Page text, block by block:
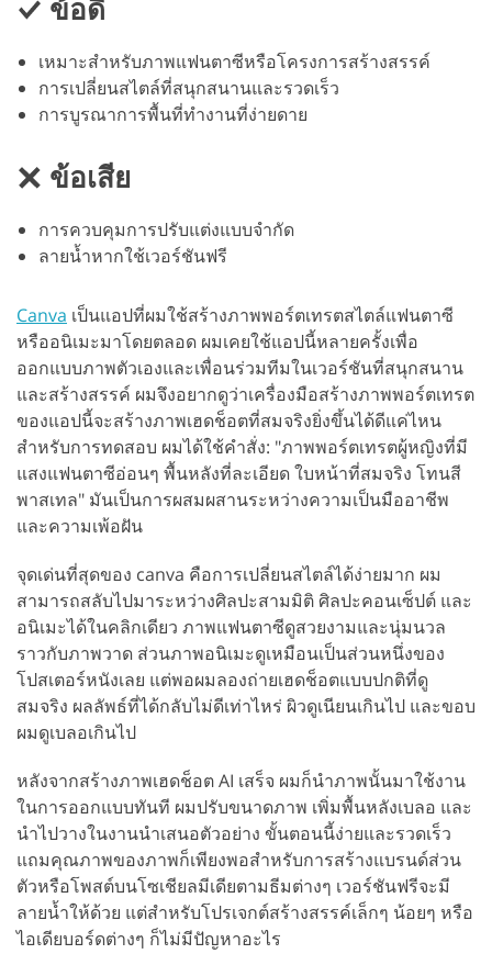
ข้อดี
เหมาะสำหรับภาพแฟนตาซีหรือโครงการสร้างสรรค์
การเปลี่ยนสไตล์ที่สนุกสนานและรวดเร็ว
การบูรณาการพื้นที่ทำงานที่ง่ายดาย
ข้อเสีย
การควบคุมการปรับแต่งแบบจำกัด
ลายน้ำหากใช้เวอร์ชันฟรี
Canva เป็นแอปที่ผมใช้สร้างภาพพอร์ตเทรตสไตล์แฟนตาซี
หรืออนิเมะมาโดยตลอด ผมเคยใช้แอปนี้หลายครั้งเพื่อ
ออกแบบภาพตัวเองและเพื่อนร่วมทีมในเวอร์ชันที่สนุกสนาน
และสร้างสรรค์ ผมจึงอยากดูว่าเครื่องมือสร้างภาพพอร์ตเทรต
ของแอปนี้จะสร้างภาพเฮดช็อตที่สมจริงยิ่งขึ้นได้ดีแค่ไหน
สำหรับการทดสอบ ผมได้ใช้คำสั่ง: "ภาพพอร์ตเทรตผู้หญิงที่มี
แสงแฟนตาซีอ่อนๆ พื้นหลังที่ละเอียด ใบหน้าที่สมจริง โทนสี
พาสเทล" มันเป็นการผสมผสานระหว่างความเป็นมืออาชีพ
และความเพ้อฝัน
จุดเด่นที่สุดของ canva คือการเปลี่ยนสไตล์ได้ง่ายมาก ผม
สามารถสลับไปมาระหว่างศิลปะสามมิติ ศิลปะคอนเซ็ปต์ และ
อนิเมะได้ในคลิกเดียว ภาพแฟนตาซีดูสวยงามและนุ่มนวล
ราวกับภาพวาด ส่วนภาพอนิเมะดูเหมือนเป็นส่วนหนึ่งของ
โปสเตอร์หนังเลย แต่พอผมลองถ่ายเฮดช็อตแบบปกติที่ดู
สมจริง ผลลัพธ์ที่ได้กลับไม่ดีเท่าไหร่ ผิวดูเนียนเกินไป และขอบ
ผมดูเบลอเกินไป
หลังจากสร้างภาพเฮดช็อต AI เสร็จ ผมก็นำภาพนั้นมาใช้งาน
ในการออกแบบทันที ผมปรับขนาดภาพ เพิ่มพื้นหลังเบลอ และ
นำไปวางในงานนำเสนอตัวอย่าง ขั้นตอนนี้ง่ายและรวดเร็ว
แถมคุณภาพของภาพก็เพียงพอสำหรับการสร้างแบรนด์ส่วน
ตัวหรือโพสต์บนโซเชียลมีเดียตามธีมต่างๆ เวอร์ชันฟรีจะมี
ลายน้ำให้ด้วย แต่สำหรับโปรเจกต์สร้างสรรค์เล็กๆ น้อยๆ หรือ
ไอเดียบอร์ดต่างๆ ก็ไม่มีปัญหาอะไร